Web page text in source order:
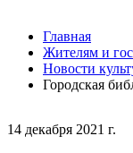
14 декабря 2021 г.
Главная
Жителям и
Новости
Городская